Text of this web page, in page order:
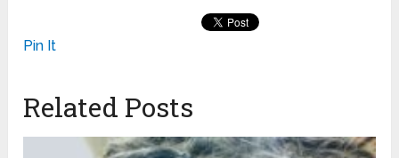
Pin It
Related Posts